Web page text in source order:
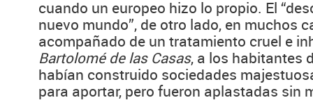
cuando un europeo hizo lo propio. El
nuevo mundo”, de otro lado, en muchos
acompañado de un tratamiento cruel e
Bartolomé de las Casas, a los habitantes
habían construido sociedades
para aportar, pero fueron aplastadas sin